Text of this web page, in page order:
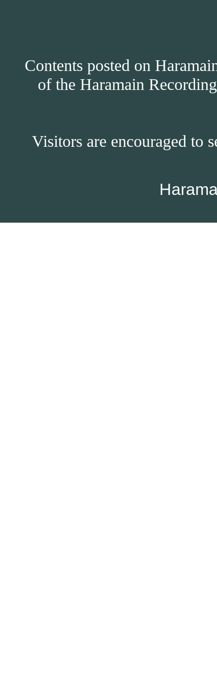
Contents posted on
of the Haramain
Visitors are encouraged to